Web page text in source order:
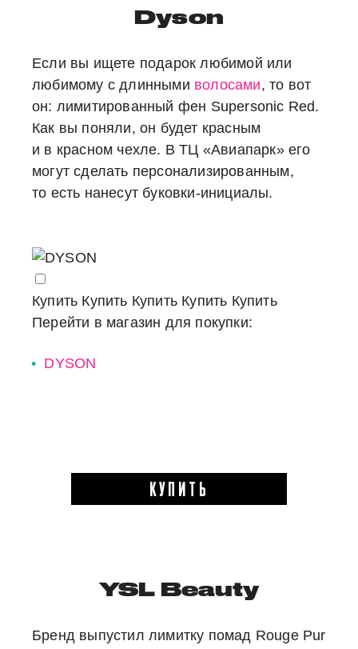
Dyson
Если вы ищете подарок любимой или
любимому с длинными волосами, то вот
он: лимитированный фен Supersonic Red.
Как вы поняли, он будет красным
и в красном чехле. В ТЦ «Авиапарк» его
могут сделать персонализированным,
то есть нанесут буковки-инициалы.
Купить Купить Купить Купить Купить
Перейти в магазин для покупки:
DYSON
КУПИТЬ
YSL Beauty
Бренд выпустил лимитку помад Rouge Pur